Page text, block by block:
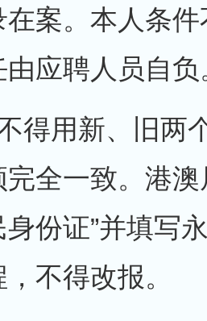
案。本人条
应聘人员自负
用新、旧两个
全一致。港澳
身份证”并填写
不得改报。